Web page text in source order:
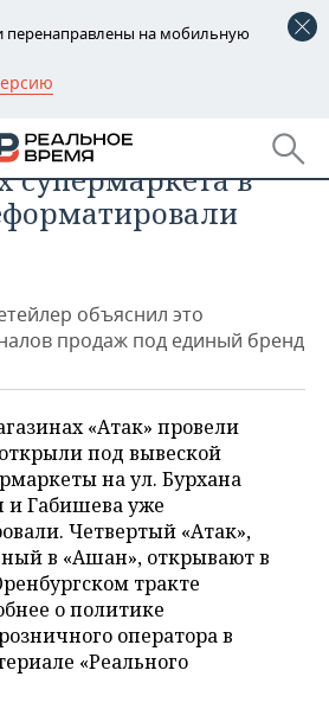
перенаправлены на мобильную
ПФО
все четыре
супермаркета в
объяснил это
продаж под единый бренд
«Атак» провели
под вывеской
на ул. Бурхана
Габишева уже
Четвертый «Атак»,
в «Ашан», открывают в
тракте
о политике
оператора в
«Реального